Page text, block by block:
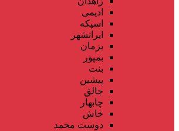
ادیمی
اسپکه
ایرانشهر
بزمان
بمپور
بنت
پیشین
جالق
چابهار
خاش
دوست محمد